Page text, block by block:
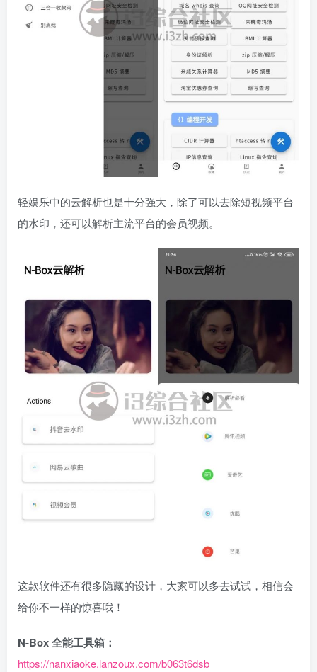
轻娱乐中的云解析也是十分强大，除了可以去除短视频平台
的水印，还可以解析主流平台的会员视频。
这款软件还有很多隐藏的设计，大家可以多去试试，相信会
给你不一样的惊喜哦！
N-Box 全能工具箱：
https://nanxiaoke.lanzoux.com/b063t6dsb